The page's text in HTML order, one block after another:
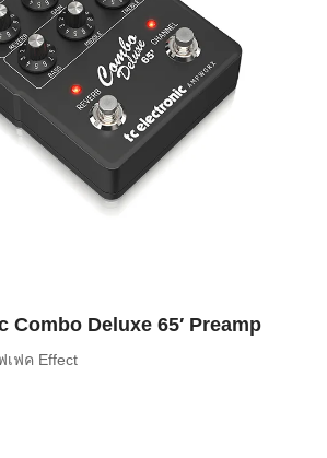
Combo Deluxe 65′ Preamp
เฟค Effect